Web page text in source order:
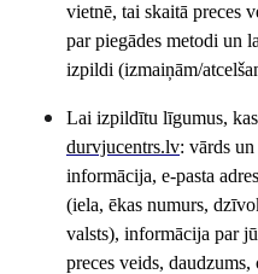
vietnē, tai skaitā preces
par piegādes metodi un
izpildi (izmaiņām/
Lai izpildītu līgumus,
durvjucentrs.lv: vārds
informācija, e-pasta
(iela, ēkas numurs,
valsts), informācija par
preces veids,